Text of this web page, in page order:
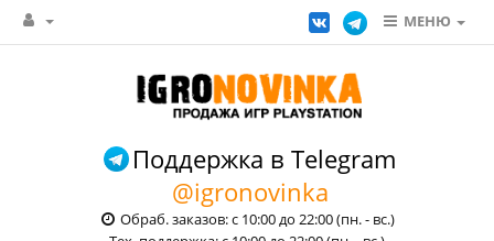
МЕНЮ
Поддержка в Telegram
@igronovinka
Обраб. заказов: с 10:00 до 22:00 (пн. - вс.)